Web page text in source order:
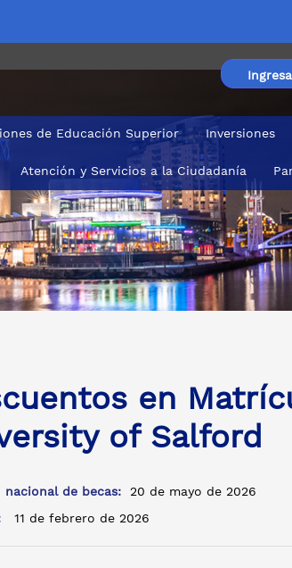
de Educación Superior Inversiones
Atención y Servicios a la Ciudadanía
of Salford
en
of Salford
nacional de becas: 20 de mayo de 2026
11 de febrero de 2026